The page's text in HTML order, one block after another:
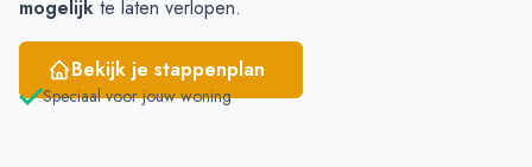
mogelijk te laten verlopen.
Bekijk je stappenplan
Speciaal voor jouw woning